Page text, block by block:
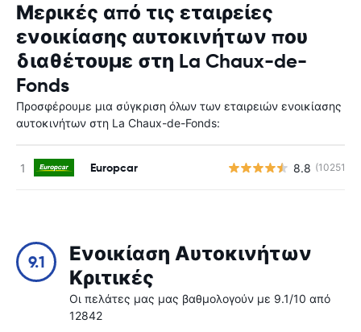
Μερικές από τις εταιρείες
ενοικίασης αυτοκινήτων που
διαθέτουμε στη La Chaux-de-
Fonds
Προσφέρουμε μια σύγκριση όλων των εταιρειών ενοικίασης
αυτοκινήτων στη La Chaux-de-Fonds:
Europcar 8.8 (10251)
9.1
Ενοικίαση Αυτοκινήτων
Κριτικές
Οι πελάτες μας μας βαθμολογούν με 9.1/10 από
12842